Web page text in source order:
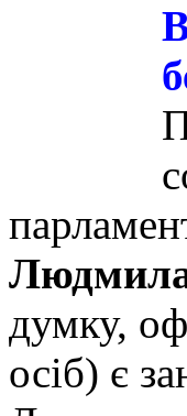
думку,
осіб) є